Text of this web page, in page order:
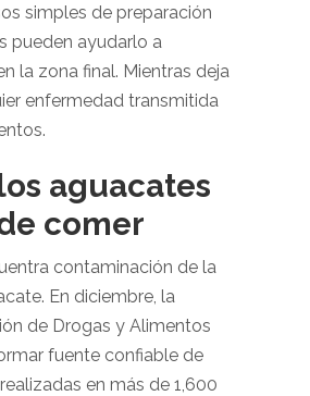
simples de preparación
pueden ayudarlo a
la zona final. Mientras deja
enfermedad transmitida
aguacates
comer
contaminación de la
En diciembre, la
de Drogas y Alimentos
fuente confiable de
en más de 1,600